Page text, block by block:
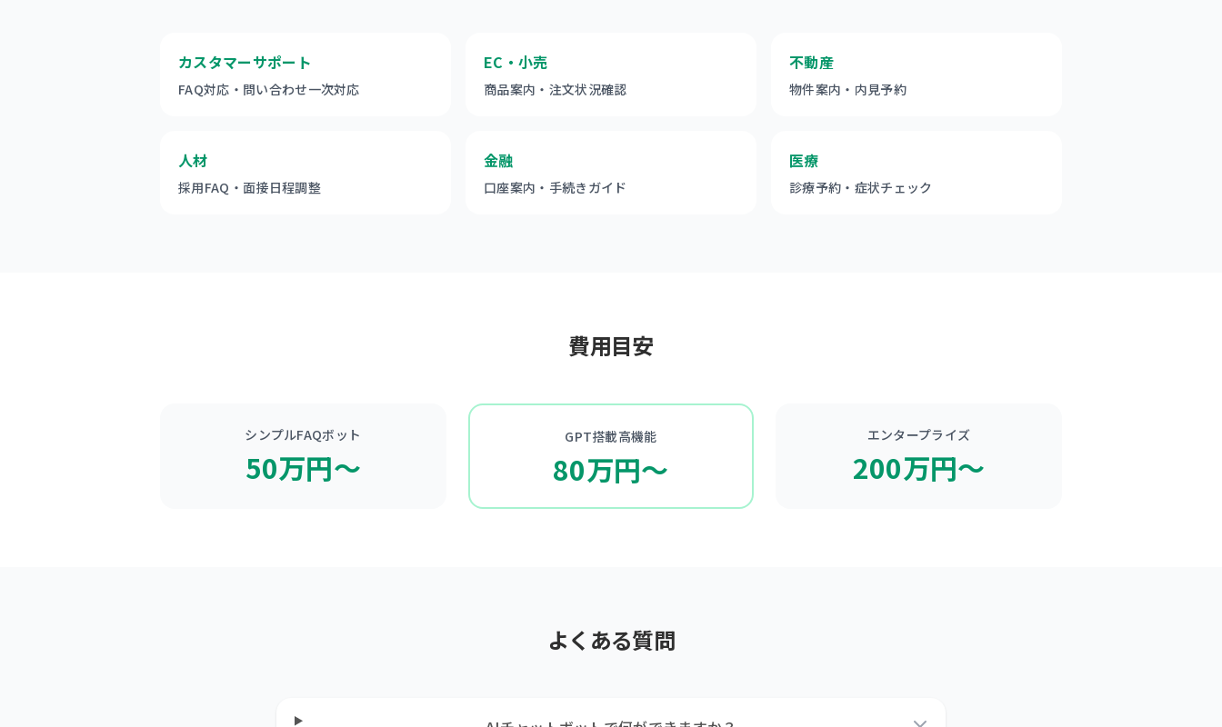
カスタマーサポート
FAQ対応・問い合わせ一次対応
EC・小売
商品案内・注文状況確認
不動産
物件案内・内見予約
人材
採用FAQ・面接日程調整
金融
口座案内・手続きガイド
医療
診療予約・症状チェック
費用目安
シンプルFAQボット
50万円〜
GPT搭載高機能
80万円〜
エンタープライズ
200万円〜
よくある質問